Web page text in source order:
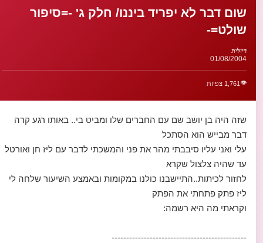
שום דבר לא יפריד ביננו/ חלק ג' -=סיפור
שולט=-
דיזלית
01/08/2004
👁️ 1,761 צפיות
שזה היה בן יושב שם עם החברים שלו ומביט בי.. באותו רגע קרה
דבר מבייש הוא הסתכל
עלי ואני עליו סיבבתי מהר את פני והמשכתי לדבר עם ליז חן ואורטל
עד שהיה צלצול שקרא
לחזור לכיתות..התיישבנו כולנו במקומות ובאמצע השיעור שלחה לי
ליז פתק פתחתי את הפתק
וקראתי מה היא רשמה:
----------------------------------------------